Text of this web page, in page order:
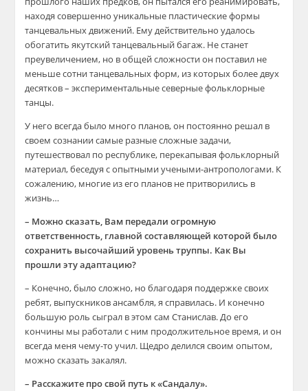
находя совершенно уникальные пластические формы
танцевальных движений. Ему действительно удалось
обогатить якутский танцевальный багаж. Не станет
преувеличением, но в общей сложности он поставил не
меньше сотни танцевальных форм, из которых более двух
десятков – экспериментальные северные фольклорные
танцы.
У него всегда было много планов, он постоянно решал в
своем сознании самые разные сложные задачи,
путешествовал по республике, перекапывая фольклорный
материал, беседуя с опытными учеными-антропологами. К
сожалению, многие из его планов не притворились в
жизнь…
– Можно сказать, Вам передали огромную
ответственность, главной составляющей которой было
сохранить высочайший уровень труппы. Как Вы
прошли эту адаптацию?
– Конечно, было сложно, но благодаря поддержке своих
ребят, выпускников ансамбля, я справилась. И конечно
большую роль сыграл в этом сам Станислав. До его
кончины мы работали с ним продолжительное время, и он
всегда меня чему-то учил. Щедро делился своим опытом,
можно сказать закалял.
– Расскажите про свой путь к «Сандалу».